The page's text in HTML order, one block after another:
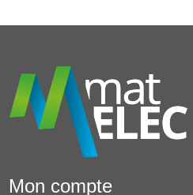
Mon compte